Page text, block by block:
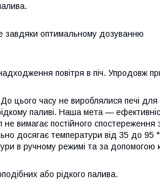
завдяки оптимальному дозуванню
повітря в піч. Упродовж
цього часу не вироблялися печі для
паливі. Наша мета —
вимагає постійного спостереження
досягає температури від 35 до 95
в ручному режимі та за допомогою
або рідкого палива.